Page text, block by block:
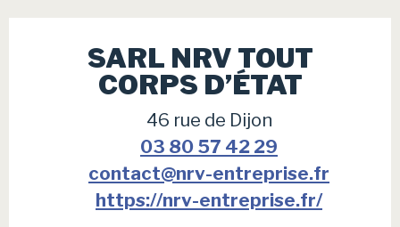
SARL NRV TOUT
CORPS D’ÉTAT
46 rue de Dijon
03 80 57 42 29
contact@nrv-entreprise.fr
https://nrv-entreprise.fr/